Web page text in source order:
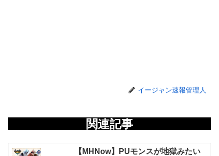
イージャン速報管理人
関連記事
【MHNow】PUモンスが地獄みたい